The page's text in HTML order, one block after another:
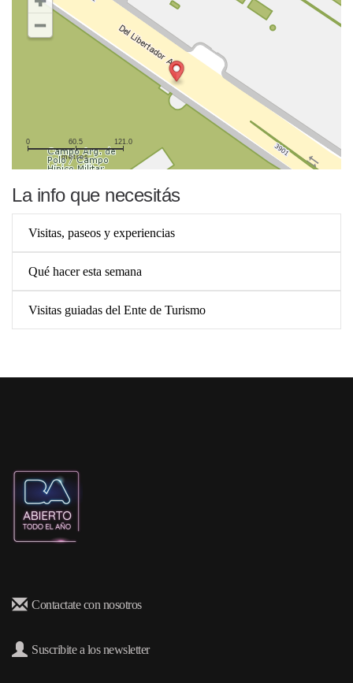
metros
0 60.5 121.0
La info que necesitás
Visitas, paseos y experiencias
Qué hacer esta semana
Visitas guiadas del Ente de Turismo
Contactate con nosotros
Suscribite a los newsletter